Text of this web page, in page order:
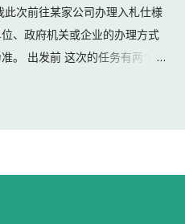
次前往某家公司办理入札仕様
、政府机关或企业的办理方式
。 出发前 这次的任务有两个：
足够了。 后来才发现，还有